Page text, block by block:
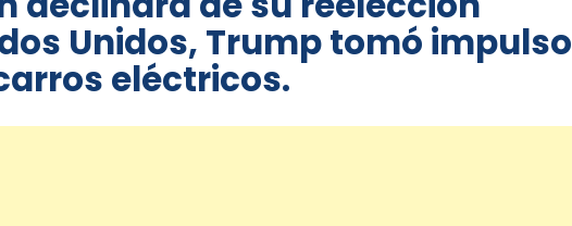
Unidos, Trump tomó impulso
eléctricos.